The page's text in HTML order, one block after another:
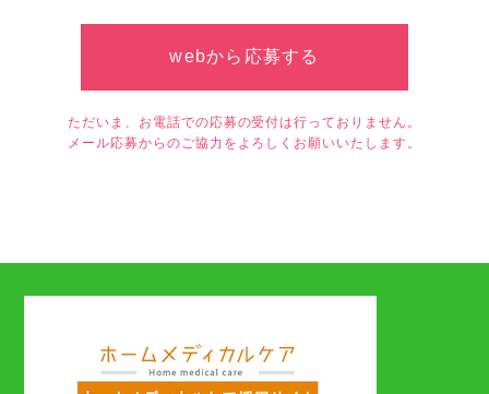
webから応募する
ただいま、お電話での応募の受付は行っておりません。
メール応募からのご協力をよろしくお願いいたします。